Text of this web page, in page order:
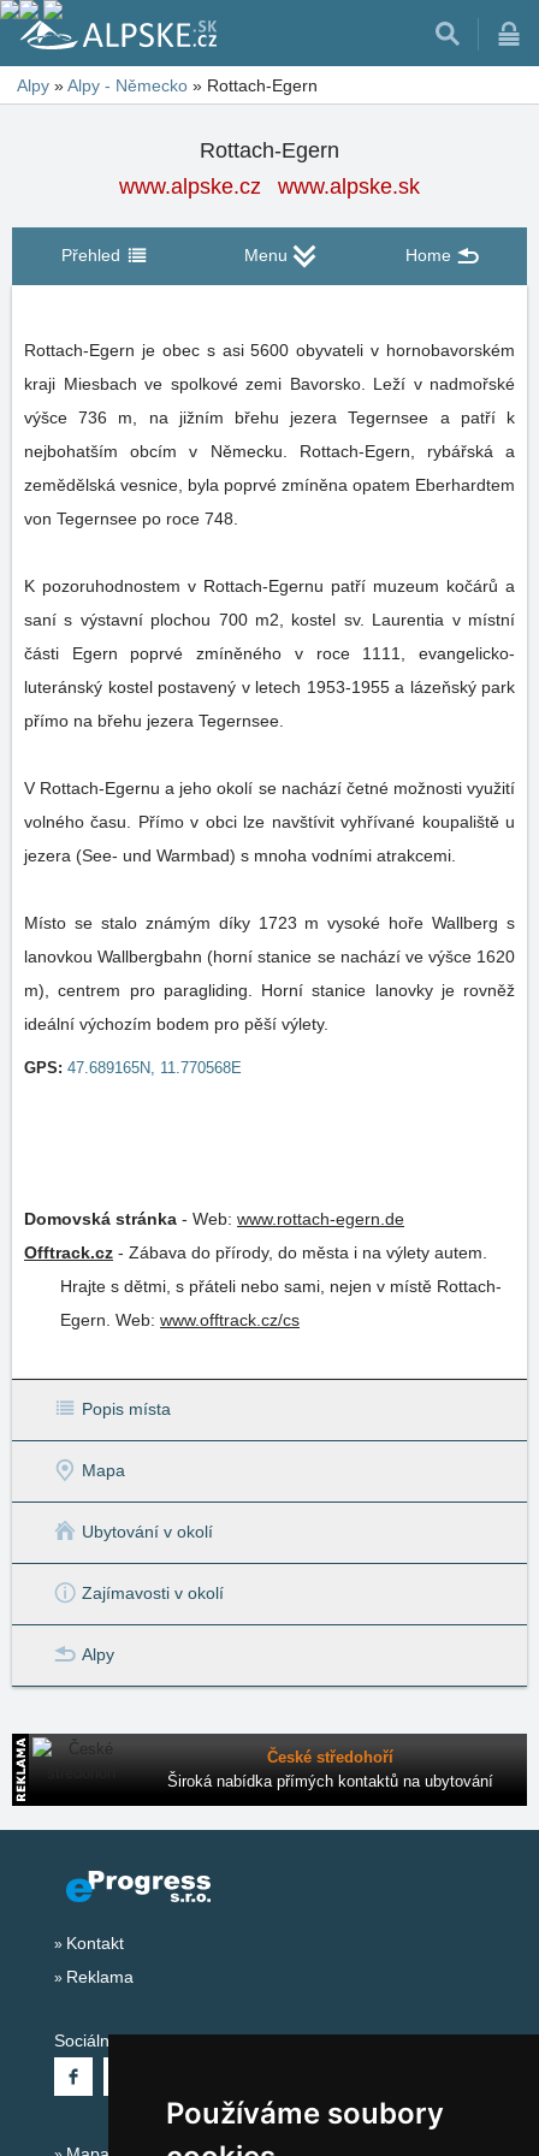
Používáme soubory
Alpy »Alpy - Německo » Rottach-Egern
Rottach-Egern
www.alpske.cz
www.alpske.sk
Přehled Menu Home
Rottach-Egern je obec s asi 5600 obyvateli v hornobavorském
kraji Miesbach ve spolkové zemi Bavorsko. Leží v nadmořské
výšce 736 m, na jižním břehu jezera Tegernsee a patří k
nejbohatším obcím v Německu. Rottach-Egern, rybářská a
zemědělská vesnice, byla poprvé zmíněna opatem Eberhardtem
von Tegernsee po roce 748.
K pozoruhodnostem v Rottach-Egernu patří muzeum kočárů a
saní s výstavní plochou 700 m2, kostel sv. Laurentia v místní
části Egern poprvé zmíněného v roce 1111, evangelicko-
luteránský kostel postavený v letech 1953-1955 a lázeňský park
přímo na břehu jezera Tegernsee.
V Rottach-Egernu a jeho okolí se nachází četné možnosti využití
volného času. Přímo v obci lze navštívit vyhřívané koupaliště u
jezera (See- und Warmbad) s mnoha vodními atrakcemi.
Místo se stalo známým díky 1723 m vysoké hoře Wallberg s
lanovkou Wallbergbahn (horní stanice se nachází ve výšce 1620
m), centrem pro paragliding. Horní stanice lanovky je rovněž
ideální výchozím bodem pro pěší výlety.
GPS: 47.689165N, 11.770568E
Domovská stránka - Web: www.rottach-egern.de
Offtrack.cz - Zábava do přírody, do města i na výlety autem.
Hrajte s dětmi, s přáteli nebo sami, nejen v místě Rottach-
Egern. Web: www.offtrack.cz/cs
Popis místa
Mapa
Ubytování v okolí
Zajímavosti v okolí
Alpy
České středohoří
Široká nabídka přímých kontaktů na ubytování
Kontakt
Reklama
Sociální sítě: